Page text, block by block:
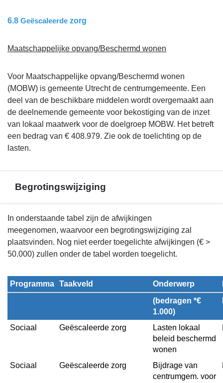
6.8 Geëscaleerde zorg
Maatschappelijke opvang/Beschermd wonen
Voor Maatschappelijke opvang/Beschermd wonen
(MOBW) is gemeente Utrecht de centrumgemeente. Een
deel van de beschikbare middelen wordt overgemaakt aan
de deelnemende gemeente voor bekostiging van de inzet
van lokaal maatwerk voor de doelgroep MOBW. Het betreft
een bedrag van € 408.979. Zie ook de toelichting op de
lasten.
Begrotingswijziging
Terug
naar
navigatie
overzicht
programma
Begrotingswijziging
In onderstaande tabel zijn de afwijkingen
meegenomen, waarvoor een begrotingswijziging zal
plaatsvinden. Nog niet eerder toegelichte afwijkingen (€ >
50.000) zullen onder de tabel worden toegelicht.
Programma Taakveld Onderwerp
(bedragen *€
1.000)
Sociaal Geëscaleerde zorg
Lasten lokaal
beleid beschermd
wonen
Sociaal Geëscaleerde zorg
Bijdrage van
centrumgem. voor